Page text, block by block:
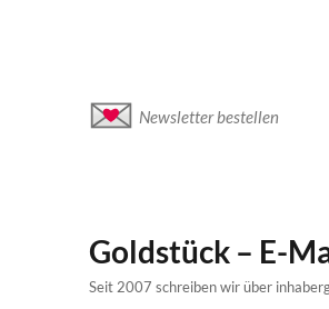
Newsletter bestellen
Goldstück – E-
Seit 2007 schreiben wir über